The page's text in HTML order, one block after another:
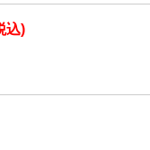
込)